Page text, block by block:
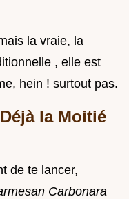
la vraie, la
, elle est
hein ! surtout pas.
la Moitié
de te lancer,
Carbonara